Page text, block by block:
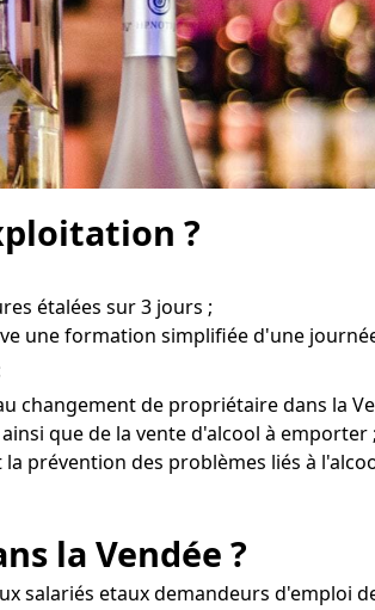
?
étalées sur 3 jours ;
une formation simplifiée d'une
changement de propriétaire dans la
que de la vente d'alcool à emporter ;
prévention des problèmes liés à
la Vendée ?
salariés etaux demandeurs d'emploi